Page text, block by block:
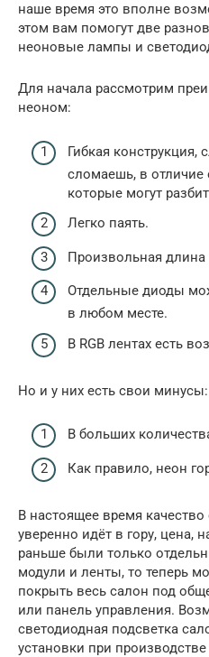
наше время это вполне
этом вам помогут две
неоновые лампы и
Для начала рассмотрим
неоном:
Гибкая конструкция,
сломаешь, в
которые могут
Легко паять.
Произвольная
Отдельные диоды
в любом месте.
В RGB лентах есть
Но и у них есть свои минусы:
В больших
Как правило, неон
В настоящее время
уверенно идёт в гору, цена,
раньше были только
модули и ленты, то теперь
покрыть весь салон под
или панель управления.
светодиодная подсветка
установки при производстве